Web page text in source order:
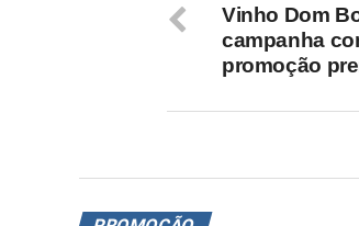
Vinho Dom
campanha
promoção